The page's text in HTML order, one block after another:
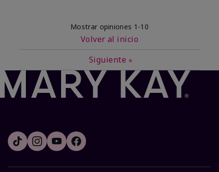
Mostrar opiniones 1-10
Volver al inicio
Siguiente »